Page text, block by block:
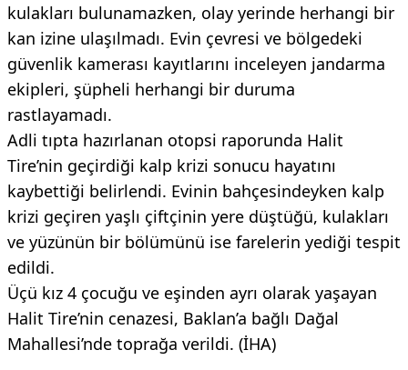
kulakları bulunamazken, olay yerinde herhangi bir
kan izine ulaşılmadı. Evin çevresi ve bölgedeki
güvenlik kamerası kayıtlarını inceleyen jandarma
ekipleri, şüpheli herhangi bir duruma
rastlayamadı.
Adli tıpta hazırlanan otopsi raporunda Halit
Tire’nin geçirdiği kalp krizi sonucu hayatını
kaybettiği belirlendi. Evinin bahçesindeyken kalp
krizi geçiren yaşlı çiftçinin yere düştüğü, kulakları
ve yüzünün bir bölümünü ise farelerin yediği tespit
edildi.
Üçü kız 4 çocuğu ve eşinden ayrı olarak yaşayan
Halit Tire’nin cenazesi, Baklan’a bağlı Dağal
Mahallesi’nde toprağa verildi. (İHA)